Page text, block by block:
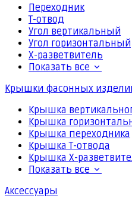
Переходник
Т-отвод
Угол вертикальный
Угол горизонтальный
Х-разветвитель
Показать все
Крышки фасонных
Крышка
Крышка
Крышка переходника
Крышка Т-отвода
Крышка Х-
Показать все
Аксессуары